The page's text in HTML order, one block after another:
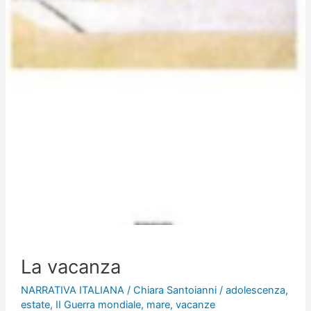
La vacanza
NARRATIVA ITALIANA/ Chiara Santoianni / adolescenza,
estate, II Guerra mondiale, mare, vacanze